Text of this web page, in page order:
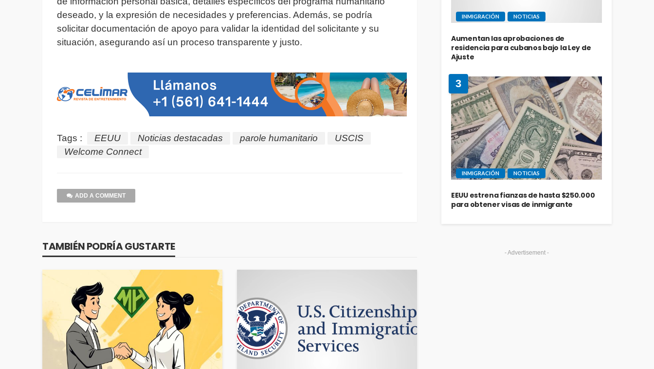
deseado, y la expresión de necesidades y preferencias. Además, se podría
solicitar documentación de apoyo para validar la identidad del solicitante y su
situación, asegurando así un proceso transparente y justo.
Tags : EEUU Noticias destacadas parole humanitario
USCIS
Welcome Connect
ADD A COMMENT
TAMBIÉN PODRÍA GUSTARTE
INMIGRACIÓN NOTICIAS
Aumentan las aprobaciones de
residencia para cubanos bajo la Ley de
Ajuste
3
INMIGRACIÓN NOTICIAS
EEUU estrena fianzas de hasta $250.000
para obtener visas de inmigrante
- Advertisement -